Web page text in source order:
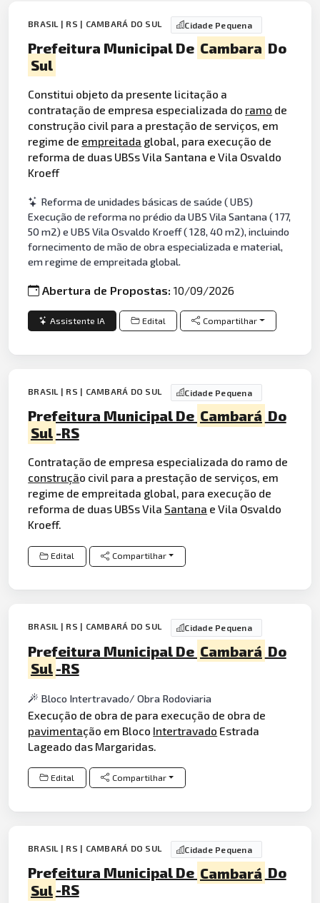
BRASIL | RS | CAMBARÁ DO SUL Cidade Pequena
Prefeitura Municipal De Cambara Do
Sul
Constitui objeto da presente licitação a
contratação de empresa especializada do ramo de
construção civil para a prestação de serviços, em
regime de empreitada global, para execução de
reforma de duas UBSs Vila Santana e Vila Osvaldo
Kroeff
Reforma de unidades básicas de saúde ( UBS)
Execução de reforma no prédio da UBS Vila Santana ( 177,
50 m2) e UBS Vila Osvaldo Kroeff ( 128, 40 m2), incluindo
fornecimento de mão de obra especializada e material,
em regime de empreitada global.
Abertura de Propostas:10/09/2026
Assistente IA Edital Compartilhar
BRASIL | RS | CAMBARÁ DO SUL Cidade Pequena
Prefeitura Municipal De Cambará Do
Sul -RS
Contratação de empresa especializada do ramo de
construção civil para a prestação de serviços, em
regime de empreitada global, para execução de
reforma de duas UBSs Vila Santana e Vila Osvaldo
Kroeff.
Edital Compartilhar
BRASIL | RS | CAMBARÁ DO SUL Cidade Pequena
Prefeitura Municipal De Cambará Do
Sul -RS
Bloco Intertravado/ Obra Rodoviaria
Execução de obra de para execução de obra de
pavimentação em Bloco Intertravado Estrada
Lageado das Margaridas.
Edital Compartilhar
BRASIL | RS | CAMBARÁ DO SUL Cidade Pequena
Prefeitura Municipal De Cambará Do
Sul -RS